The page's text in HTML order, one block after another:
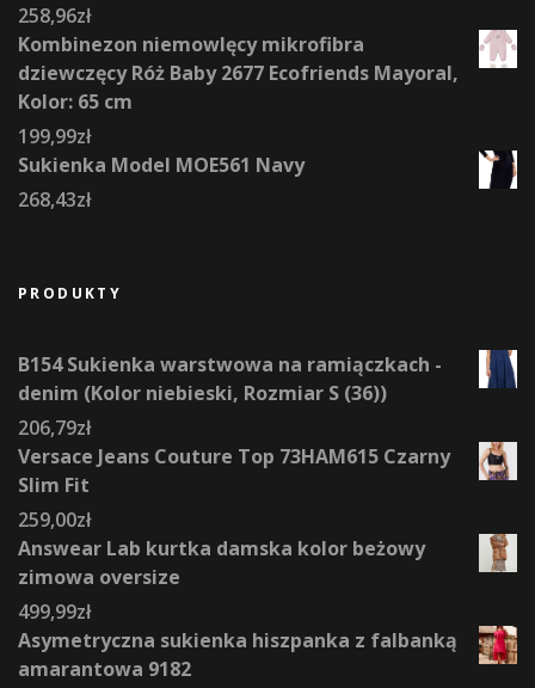
258,96zł
Kombinezon niemowlęcy mikrofibra
dziewczęcy Róż Baby 2677 Ecofriends Mayoral,
Kolor: 65 cm
199,99zł
Sukienka Model MOE561 Navy
268,43zł
PRODUKTY
B154 Sukienka warstwowa na ramiączkach -
denim (Kolor niebieski, Rozmiar S (36))
206,79zł
Versace Jeans Couture Top 73HAM615 Czarny
Slim Fit
259,00zł
Answear Lab kurtka damska kolor beżowy
zimowa oversize
499,99zł
Asymetryczna sukienka hiszpanka z falbanką
amarantowa 9182